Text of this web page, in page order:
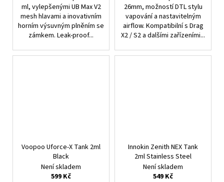
ml, vylepšenými UB Max V2
mesh hlavami a inovativním
horním výsuvným plněním se
zámkem. Leak-proof...
26mm, možností DTL stylu
vapování a nastavitelným
airflow. Kompatibilní s Drag
X2 / S2 a dalšími zařízeními...
Voopoo Uforce-X Tank 2ml
Black
Není skladem
599 Kč
Innokin Zenith NEX Tank
2ml Stainless Steel
Není skladem
549 Kč